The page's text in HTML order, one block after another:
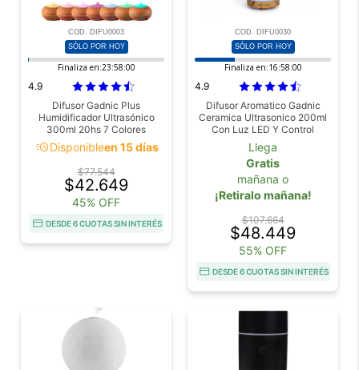
COD. DIFU0003
SÓLO POR HOY
Finaliza en:23:57:59
4.9
Difusor Gadnic Plus
Humidificador Ultrasónico
300ml 20hs 7 Colores
acuteDisponibleen 15 días
$77.544
$42.649
45% OFF
DESDE 6 CUOTAS SIN INTERÉS
COD. DIFU0030
SÓLO POR HOY
Finaliza en:16:57:59
4.9
Difusor Aromatico Gadnic
Ceramica Ultrasonico 200ml
Con Luz LED Y Control
Remoto
Llega
Gratis
mañana o
¡Retiralo mañana!
$107.664
$48.449
55% OFF
DESDE 6 CUOTAS SIN INTERÉS